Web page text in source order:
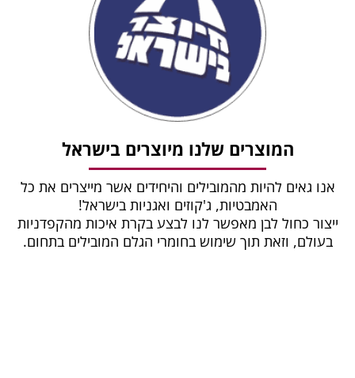
המוצרים שלנו מיוצרים בישראל
אנו גאים להיות מהמובילים והיחידים אשר מייצרים את כל
האמבטיות, ג'קוזים ואגניות בישראל!
ייצור כחול לבן מאפשר לנו לבצע בקרת איכות מהקפדניות
בעולם, וזאת תוך שימוש בחומרי הגלם המובילים בתחום.